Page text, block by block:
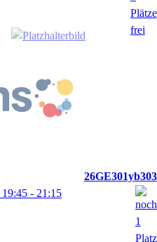
26GE301yb303
19:45 - 21:15